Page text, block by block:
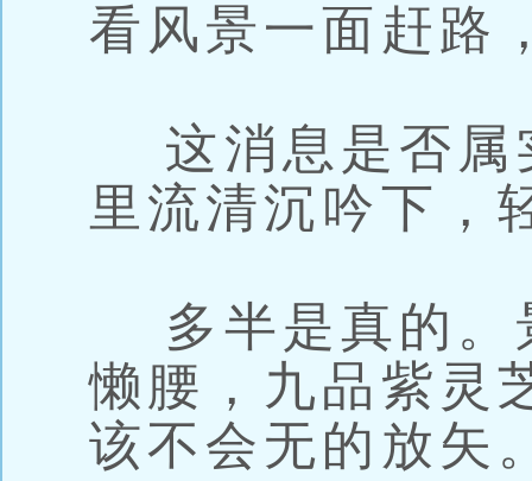
看风景一面赶路
这消息是否属
里流清沉吟下，
多半是真的。
懒腰，九品紫灵
该不会无的放矢